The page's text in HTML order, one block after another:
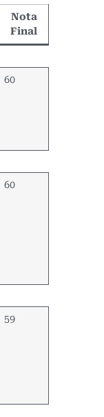
Nota
Final
60
60
59